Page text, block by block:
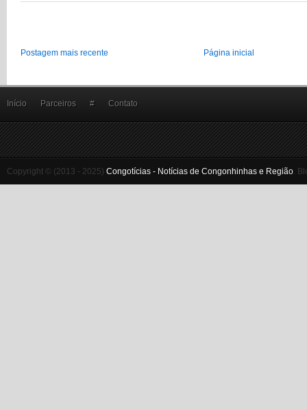
Postagem mais recente Página inicial
Início Parceiros # Contato
Copyright © (2013 - 2025) Congotícias - Notícias de Congonhinhas e Região.